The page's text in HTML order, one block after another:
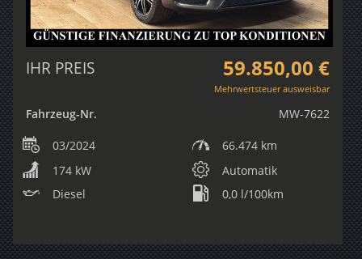
IHR PREIS 59.850,00 €
Mehrwertsteuer ausweisbar
Fahrzeug-Nr. MW-7622
03/2024
66.474 km
174 kW
Automatik
Diesel
0,0 l/100km